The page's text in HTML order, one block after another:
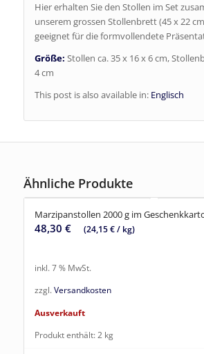
Hier erhalten Sie den Stollen im Set
unserem grossen Stollenbrett (45 x 22
geeignet für die formvollendete
Größe: Stollen ca. 35 x 16 x 6 cm,
4 cm
This post is also available in: Englisch
Ähnliche Produkte
Marzipanstollen 2000 g im
48,30 € (24,15€/ kg)
inkl. 7 % MwSt.
zzgl.Versandkosten
Ausverkauft
Produkt enthält: 2 kg